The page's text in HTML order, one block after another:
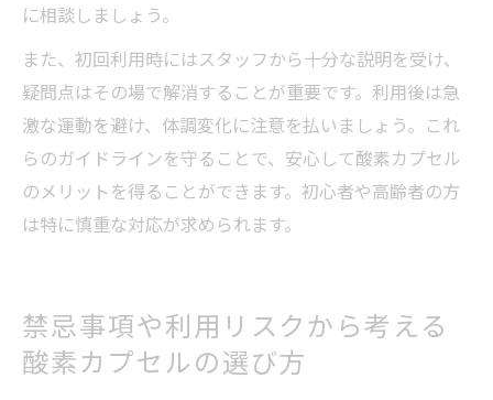
に相談しましょう。
また、初回利用時にはスタッフから十分な説明を受け、
疑問点はその場で解消することが重要です。利用後は急
激な運動を避け、体調変化に注意を払いましょう。これ
らのガイドラインを守ることで、安心して酸素カプセル
のメリットを得ることができます。初心者や高齢者の方
は特に慎重な対応が求められます。
禁忌事項や利用リスクから考える
酸素カプセルの選び方